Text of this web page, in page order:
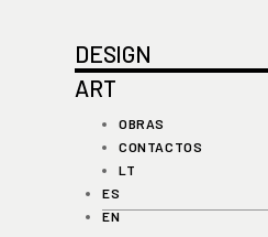
DESIGN
ART
OBRAS
CONTACTOS
LT
ES
EN